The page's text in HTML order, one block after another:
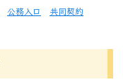
公務入口 共同契約